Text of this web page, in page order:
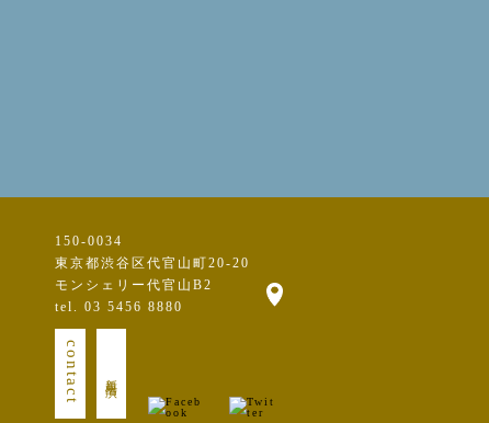
150-0034
東京都渋谷区代官山町20-20
モンシェリー代官山B2
tel. 03 5456 8880
contact